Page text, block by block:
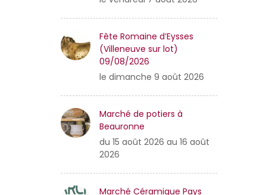
Fête Romaine d’Eysses
(Villeneuve sur lot)
09/08/2026
le dimanche 9 août 2026
Marché de potiers à
Beauronne
du 15 août 2026 au 16 août
2026
Marché Céramique Pays